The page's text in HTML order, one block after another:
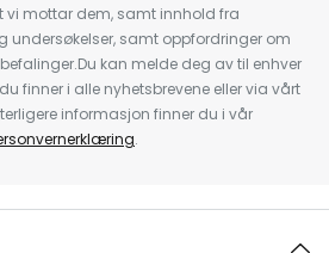
vi mottar dem, samt innhold fra
undersøkelser, samt oppfordringer om
kan melde deg av til enhver
finner i alle nyhetsbrevene eller via vårt
informasjon finner du i vår
.